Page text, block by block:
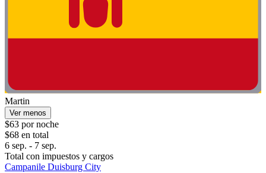
Martin
Ver menos
$63 por noche
$68 en total
6 sep. - 7 sep.
Total con impuestos y cargos
Campanile Duisburg City